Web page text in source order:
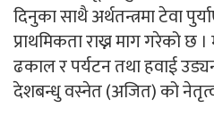
दिनुका साथै अर्थतन्त्रमा टेवा
प्राथमिकता राख्न माग गरेको छ
ढकाल र पर्यटन तथा हवाई
देशबन्धु वस्नेत (अजित) को